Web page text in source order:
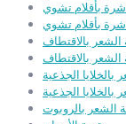
بأقلام تشوي
بأقلام تشوي
الشعر بالاقتطاف
الشعر بالاقتطاف
بالخلايا الجذعية
بالخلايا الجذعية
الشعر بالروبوت